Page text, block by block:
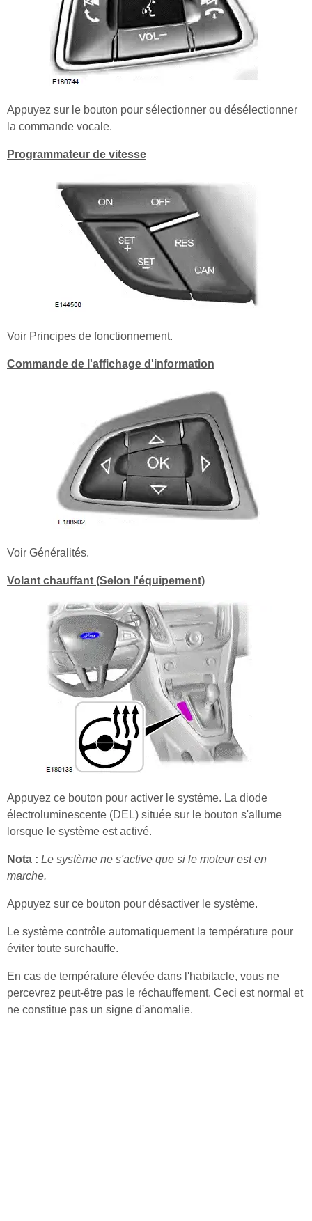
Appuyez sur le bouton pour sélectionner ou désélectionner
la commande vocale.
Programmateur de vitesse
Voir Principes de fonctionnement.
Commande de l'affichage d'information
Voir Généralités.
Volant chauffant (Selon l'équipement)
Appuyez ce bouton pour activer le système. La diode
électroluminescente (DEL) située sur le bouton s'allume
lorsque le système est activé.
Nota : Le système ne s'active que si le moteur est en
marche.
Appuyez sur ce bouton pour désactiver le système.
Le système contrôle automatiquement la température pour
éviter toute surchauffe.
En cas de température élevée dans l'habitacle, vous ne
percevrez peut-être pas le réchauffement. Ceci est normal et
ne constitue pas un signe d'anomalie.